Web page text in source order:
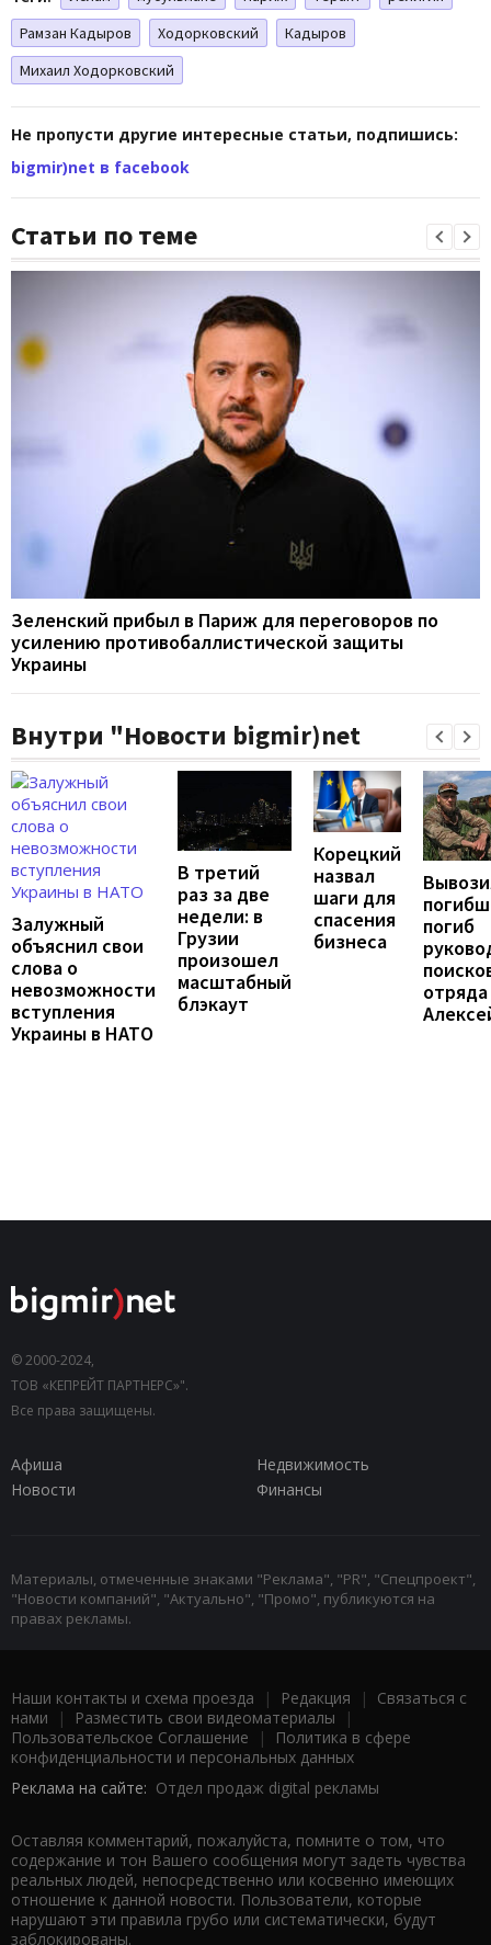
Рамзан Кадыров
Ходорковский
Кадыров
Михаил Ходорковский
Не пропусти другие интересные статьи, подпишись:
bigmir)net в facebook
Статьи по теме
Зеленский прибыл в Париж для переговоров по
усилению противобаллистической защиты
Украины
Внутри "Новости bigmir)net
Залужный
объяснил свои
слова о
невозможности
вступления
Украины в НАТО
В третий
раз за две
недели: в
Грузии
произошел
масштабный
блэкаут
Корецкий
назвал
шаги для
спасения
бизнеса
погиб
отряда
© 2000-2024,
ТОВ «КЕПРЕЙТ ПАРТНЕРС»".
Все права защищены.
Афиша
Недвижимость
Новости
Финансы
Материалы, отмеченные знаками "Реклама", "PR", "Спецпроект",
"Новости компаний", "Актуально", "Промо", публикуются на
правах рекламы.
Наши контакты и схема проезда | Редакция | Связаться с
нами | Разместить свои видеоматериалы |
Пользовательское Соглашение |
Политика в сфере
конфиденциальности и персональных данных
Реклама на сайте: Отдел продаж digital рекламы
Оставляя комментарий, пожалуйста, помните о том, что
содержание и тон Вашего сообщения могут задеть чувства
реальных людей, непосредственно или косвенно имеющих
отношение к данной новости. Пользователи, которые
нарушают эти правила грубо или систематически, будут
заблокированы.